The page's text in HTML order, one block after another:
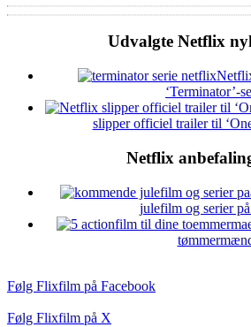
Udvalgte Netflix
‘Terminator’-
slipper officiel trailer til
Netflix
julefilm og serier
Følg Flixfilm på Facebook
Følg Flixfilm på X